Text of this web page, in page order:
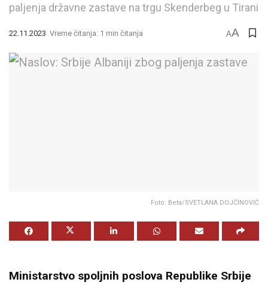
paljenja državne zastave na trgu Skenderbeg u Tirani
22.11.2023 Vreme čitanja: 1 min čitanja AA
Foto: Beta/SVETLANA DOJČINOVIĆ
Ministarstvo spoljnih poslova Republike Srbije